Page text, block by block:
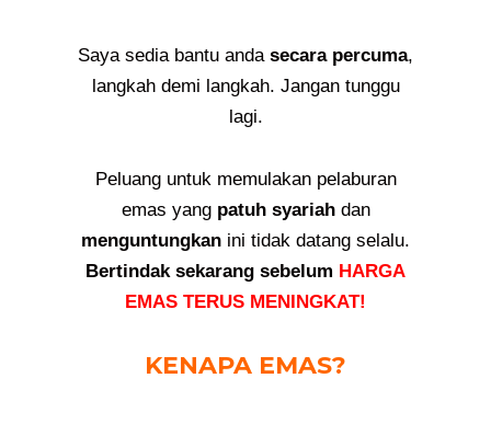
Saya sedia bantu anda secara percuma,
langkah demi langkah. Jangan tunggu
lagi.
Peluang untuk memulakan pelaburan
emas yang patuh syariahdan
menguntungkan ini tidak datang selalu.
Bertindak sekarang sebelum HARGA
EMAS TERUS MENINGKAT!
KENAPA EMAS?